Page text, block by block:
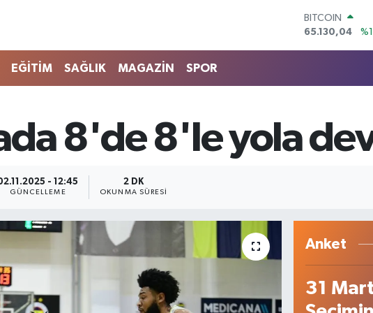
DOLAR
47,7106
64,4046
BİST100
13.773
%-19
EĞİTİM SAĞLIK MAGAZİN SPOR
8'de 8'le yola
- 12:45
GÜNCELLEME
2 DK
OKUNMA SÜRESI
Anket
31